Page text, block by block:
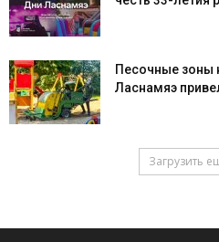
Песочные зоны
Ласнамяэ
Загрузить